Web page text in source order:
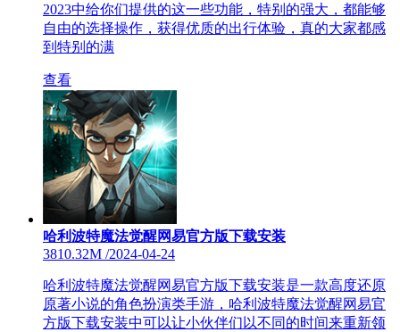
2023中给你们提供的这一些功能，特别的强大，都能够
自由的选择操作，获得优质的出行体验，真的大家都感
到特别的满
查看
哈利波特魔法觉醒网易官方版下载安装
3810.32M /2024-04-24
哈利波特魔法觉醒网易官方版下载安装是一款高度还原
原著小说的角色扮演类手游，哈利波特魔法觉醒网易官
方版下载安装中可以让小伙伴们以不同的时间来重新领